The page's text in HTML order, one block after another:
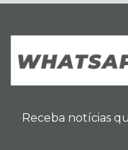
Receba notícias